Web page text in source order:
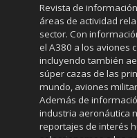
Revista de
áreas de actividad
sector. Con
el A380 a los aviones
incluyendo también
súper cazas de las
mundo, aviones
Además de
industria aeronáutica
reportajes de interés